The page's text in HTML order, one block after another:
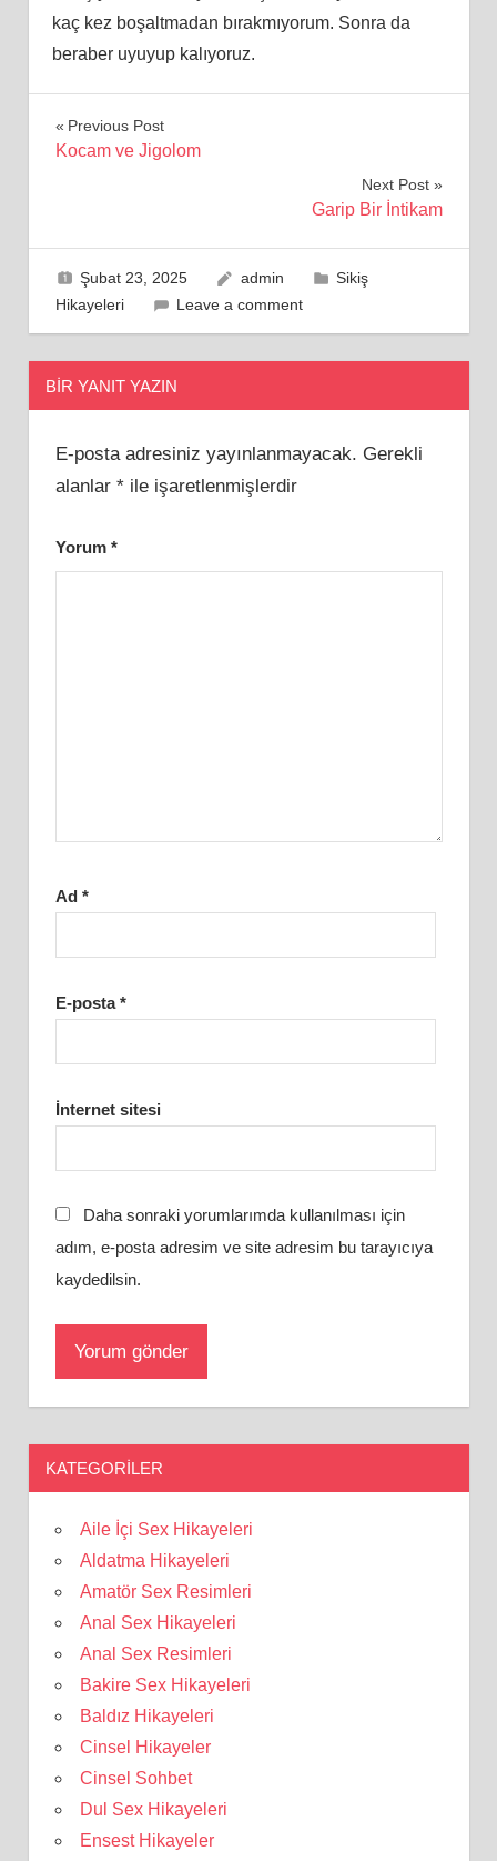
kaç kez boşaltmadan bırakmıyorum. Sonra da
beraber uyuyup kalıyoruz.
Yazı
Previous Post
Kocam ve Jigolom
Next Post
Garip Bir İntikam
Şubat 23, 2025 admin
Sikiş
Hikayeleri
Leave a comment
BIR YANIT YAZIN
E-posta adresiniz yayınlanmayacak. Gerekli
alanlar *ile işaretlenmişlerdir
Yorum *
Ad *
E-posta*
İnternet sitesi
Daha sonraki yorumlarımda kullanılması için
adım, e-posta adresim ve site adresim bu tarayıcıya
kaydedilsin.
KATEGORILER
Aile İçi Sex Hikayeleri
Aldatma Hikayeleri
Amatör Sex Resimleri
Anal Sex Hikayeleri
Anal Sex Resimleri
Bakire Sex Hikayeleri
Baldız Hikayeleri
Cinsel Hikayeler
Cinsel Sohbet
Dul Sex Hikayeleri
Ensest Hikayeler